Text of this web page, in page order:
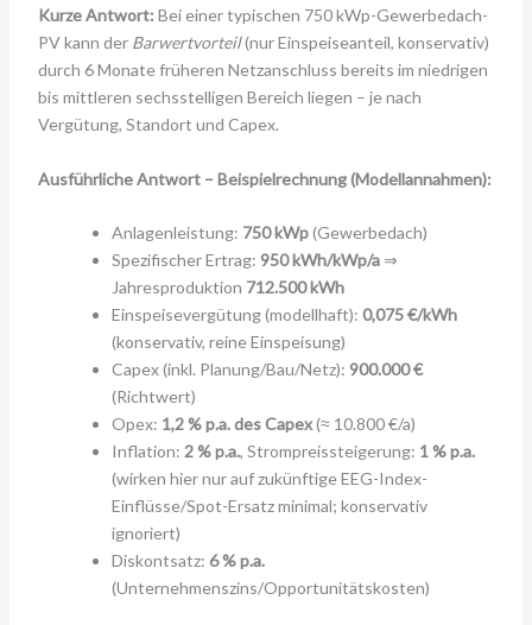
Kurze Antwort: Bei einer typischen 750 kWp-Gewerbedach-
PV kann der Barwertvorteil(nur Einspeiseanteil, konservativ)
durch 6 Monate früheren Netzanschluss bereits im niedrigen
bis mittleren sechsstelligen Bereich liegen – je nach
Vergütung, Standort und Capex.
Ausführliche Antwort – Beispielrechnung (Modellannahmen):
Anlagenleistung: 750 kWp(Gewerbedach)
Spezifischer Ertrag: 950 kWh/kWp/a⇒
Jahresproduktion 712.500 kWh
Einspeisevergütung (modellhaft): 0,075 €/kWh
(konservativ, reine Einspeisung)
Capex (inkl. Planung/Bau/Netz): 900.000 €
(Richtwert)
Opex: 1,2 % p.a. des Capex(≈ 10.800 €/a)
Inflation: 2 % p.a., Strompreissteigerung: 1 % p.a.
(wirken hier nur auf zukünftige EEG-Index-
Einflüsse/Spot-Ersatz minimal; konservativ
ignoriert)
Diskontsatz: 6 % p.a.
(Unternehmenszins/Opportunitätskosten)